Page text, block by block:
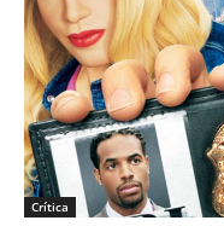
Crítica